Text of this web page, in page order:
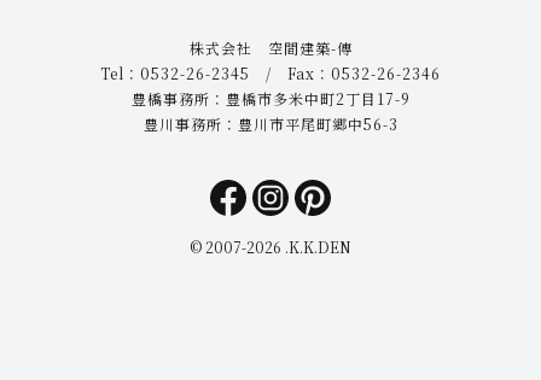
株式会社 空間建築-傳
Tel：0532-26-2345 / Fax：0532-26-2346
豊橋事務所：豊橋市多米中町2丁目17-9
豊川事務所：豊川市平尾町郷中56-3
© 2007-2026 .K.K.DEN